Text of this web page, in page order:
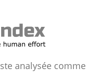
analysée comme